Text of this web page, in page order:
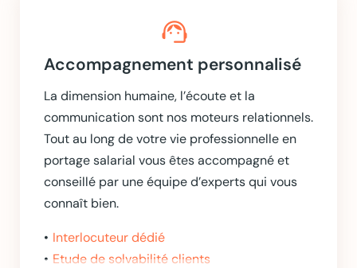
support_agent
Accompagnement personnalisé
La dimension humaine, l’écoute et la
communication sont nos moteurs relationnels.
Tout au long de votre vie professionnelle en
portage salarial vous êtes accompagné et
conseillé par une équipe d’experts qui vous
connaît bien.
Interlocuteur dédié
Etude de solvabilité clients